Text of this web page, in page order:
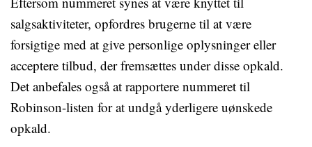
salgsaktiviteter, opfordres brugerne til at være
forsigtige med at give personlige oplysninger eller
acceptere tilbud, der fremsættes under disse opkald.
Det anbefales også at rapportere nummeret til
Robinson-listen for at undgå yderligere uønskede
opkald.